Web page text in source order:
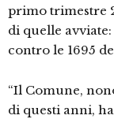
primo trimestre
di quelle
contro le 1695
“Il Comune,
di questi anni,